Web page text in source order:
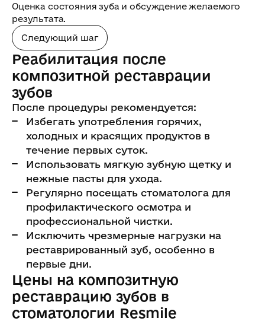
Следующий шаг
Оценка состояния зуба и обсуждение желаемого
результата.
Реабилитация после
композитной реставрации
зубов
После процедуры рекомендуется:
Избегать употребления горячих,
холодных и красящих продуктов в
течение первых суток.
Использовать мягкую зубную щетку и
нежные пасты для ухода.
Регулярно посещать стоматолога для
профилактического осмотра и
профессиональной чистки.
Исключить чрезмерные нагрузки на
реставрированный зуб, особенно в
первые дни.
Цены на композитную
реставрацию зубов в
стоматологии Resmile